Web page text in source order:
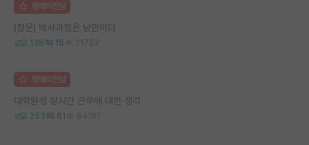
명예의전당
(장문) 박사과정은 낭만이다
138 15 21752
명예의전당
대학원생 장시간 근무에 대한 생각
253 61 84191